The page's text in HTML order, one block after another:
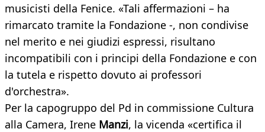
musicisti della Fenice. «Tali affermazioni – ha
rimarcato tramite la Fondazione -, non condivise
nel merito e nei giudizi espressi, risultano
incompatibili con i principi della Fondazione e con
la tutela e rispetto dovuto ai professori
d'orchestra».
Per la capogruppo del Pd in commissione Cultura
alla Camera, Irene Manzi, la vicenda «certifica il